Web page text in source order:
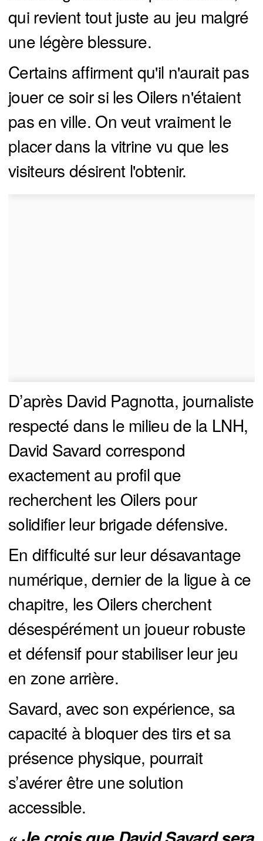
qui revient tout juste au jeu malgré
une légère blessure.
Certains affirment qu'il n'aurait pas
jouer ce soir si les Oilers n'étaient
pas en ville. On veut vraiment le
placer dans la vitrine vu que les
visiteurs désirent l'obtenir.
D’après David Pagnotta, journaliste
respecté dans le milieu de la LNH,
David Savard correspond
exactement au profil que
recherchent les Oilers pour
solidifier leur brigade défensive.
En difficulté sur leur désavantage
numérique, dernier de la ligue à ce
chapitre, les Oilers cherchent
désespérément un joueur robuste
et défensif pour stabiliser leur jeu
en zone arrière.
Savard, avec son expérience, sa
capacité à bloquer des tirs et sa
présence physique, pourrait
s’avérer être une solution
accessible.